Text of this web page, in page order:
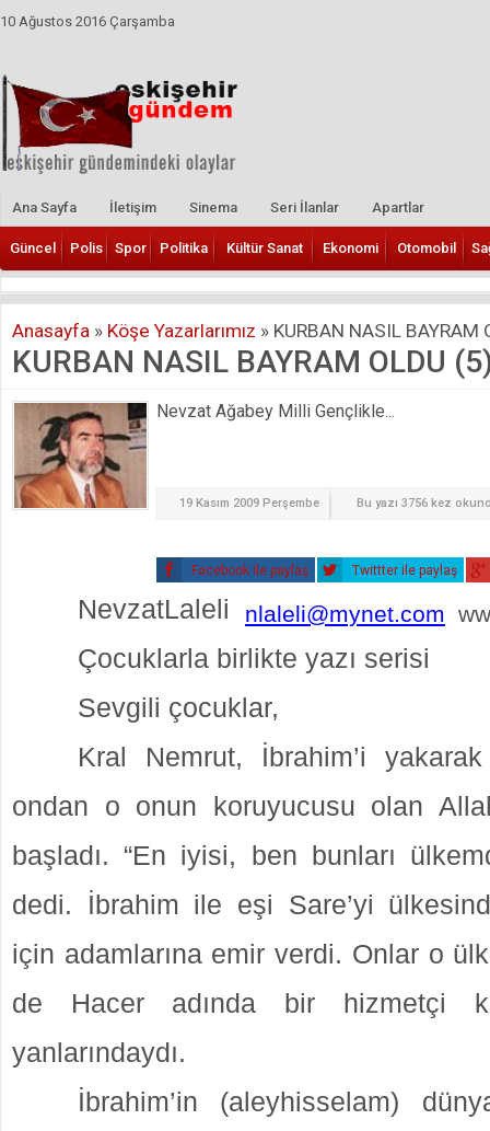
10 Ağustos 2016 Çarşamba
Ana Sayfa İletişim Sinema Seri İlanlar Apartlar
Güncel Polis Spor Politika Kültür Sanat Ekonomi Otomobil
Anasayfa » Köşe Yazarlarımız » KURBAN NASIL BAYRAM
KURBAN NASIL BAYRAM OLDU
Nevzat Ağabey Milli Gençlikle...
19 Kasım 2009 Perşembe Bu yazı 3756 kez
Facebook ile paylaş Twittter ile paylaş
NevzatLaleli nlaleli@mynet.com
Çocuklarla birlikte yazı serisi
Sevgili çocuklar,
Kral Nemrut, İbrahim’i
ondan o onun koruyucusu olan
başladı. “En iyisi, ben bunları
dedi. İbrahim ile eşi Sare’yi
için adamlarına emir verdi. Onlar o
de Hacer adında bir hizmetçi
yanlarındaydı.
İbrahim’in (aleyhisselam)